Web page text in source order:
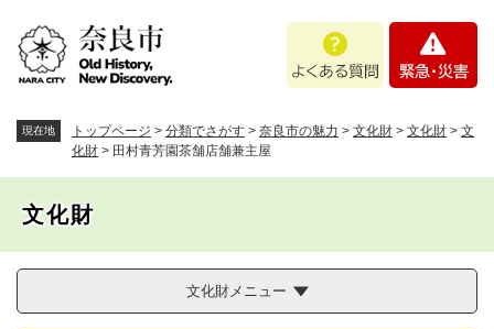
あ
問
・
現在地 トップページ > 分類でさがす > 奈良市の魅力 > 文化財 > 文化財 > 文
化財 > 田村青芳園茶舗店舗兼主屋
文化財
文化財メニュー